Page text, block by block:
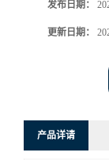
发布日期：
更新日期：
产品详请